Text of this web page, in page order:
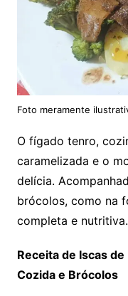
Foto meramente
O fígado tenro,
caramelizada e o
delícia.
brócolos, como na
completa e nutritiva.
Receita de Iscas
Cozida e Brócolos